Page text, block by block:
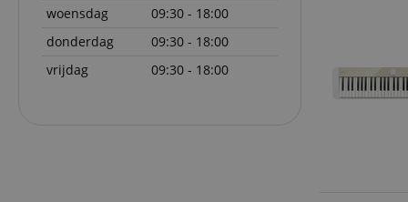
woensdag
09:30 - 18:00
donderdag
09:30 - 18:00
vrijdag
09:30 - 18:00
_gcl_au
session-id